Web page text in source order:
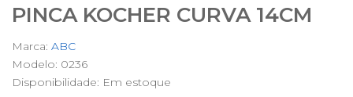
PINCA KOCHER CURVA 14CM
Marca: ABC
Modelo: 0236
Disponibilidade: Em estoque